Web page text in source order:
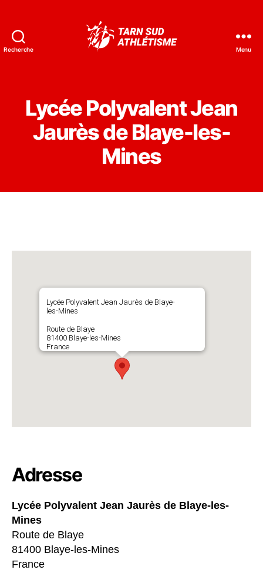
Recherche Menu
Lycée Polyvalent Jean
Jaurès de Blaye-les-
Mines
Lycée Polyvalent Jean Jaurès de Blaye-
les-Mines
Route de Blaye
81400 Blaye-les-Mines
France
Adresse
Lycée Polyvalent Jean Jaurès de Blaye-les-
Mines
Route de Blaye
81400 Blaye-les-Mines
France